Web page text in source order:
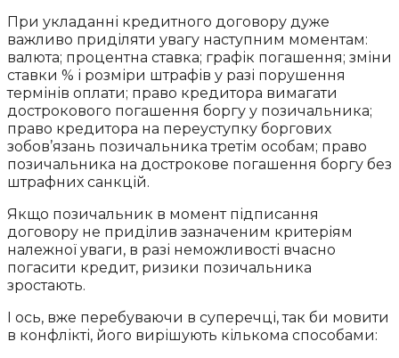
При укладанні кредитного договору дуже
важливо приділяти увагу наступним моментам:
валюта; процентна ставка; графік погашення; зміни
ставки % і розміри штрафів у разі порушення
термінів оплати; право кредитора вимагати
дострокового погашення боргу у позичальника;
право кредитора на переуступку боргових
зобов’язань позичальника третім особам; право
позичальника на дострокове погашення боргу без
штрафних санкцій.
Якщо позичальник в момент підписання
договору не приділив зазначеним критеріям
належної уваги, в разі неможливості вчасно
погасити кредит, ризики позичальника
зростають.
І ось, вже перебуваючи в суперечці, так би мовити
в конфлікті, його вирішують кількома способами: